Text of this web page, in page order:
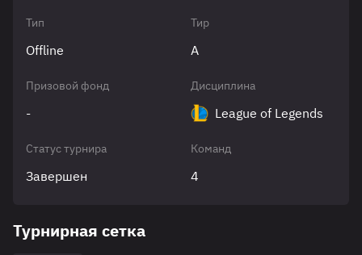
Тип
Offline
Тир
A
Призовой фонд
-
Дисциплина
League of Legends
Статус турнира
Завершен
Команд
4
Турнирная сетка